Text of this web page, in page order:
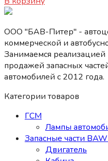
ООО "БАВ-Питер" -
коммерческой и
Занимаемся реализацией
продажей запасных
автомобилей c 2012 года.
Категории товаров
ГСМ
Лампы
Запасные части
Двигатель